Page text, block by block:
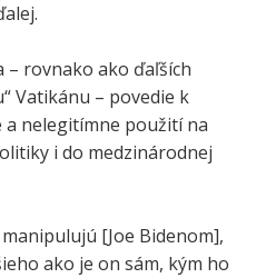
– rovnako ako ďaľších
Vatikánu – povedie k
nelegitímne použití na
i do medzinárodnej
[Joe Bidenom],
ako je on sám, kým ho